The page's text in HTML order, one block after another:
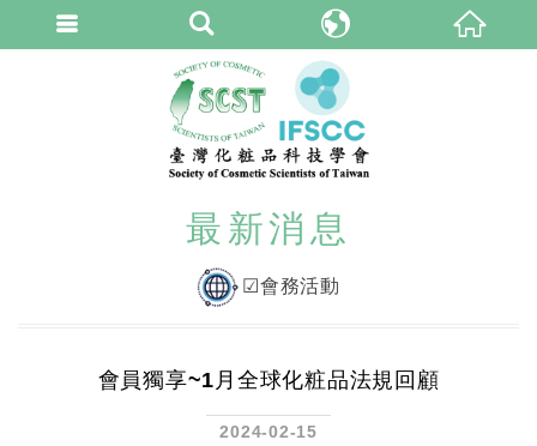
最新消息
☑會務活動
會員獨享~1月全球化粧品法規回顧
2024-02-15
繁體中文